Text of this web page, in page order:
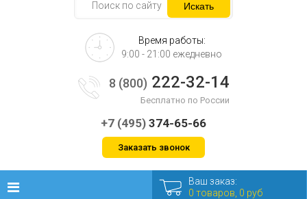
Время работы:
9:00 - 21:00 ежедневно
8 (800) 222-32-14
Бесплатно по России
+7 (495) 374-65-66
Заказать звонок
Ваш заказ:
0 товаров, 0 руб